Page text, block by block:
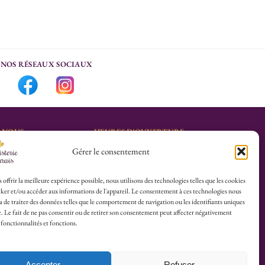
Gérer le consentement
offrir la meilleure expérience possible, nous utilisons des technologies telles que les cookies
et/ou accéder aux informations de l'appareil. Le consentement à ces technologies nous
de traiter des données telles que le comportement de navigation ou les identifiants uniques
Le fait de ne pas consentir ou de retirer son consentement peut affecter négativement
fonctionnalités et fonctions.
NOS RÉSEAUX SOCIAUX
25
:
Calvaire
HEURES D’OUVERTURE
Lu-Sa : 10h30/13h30 –
Dim (Oct à Mai) : 12h/17h30